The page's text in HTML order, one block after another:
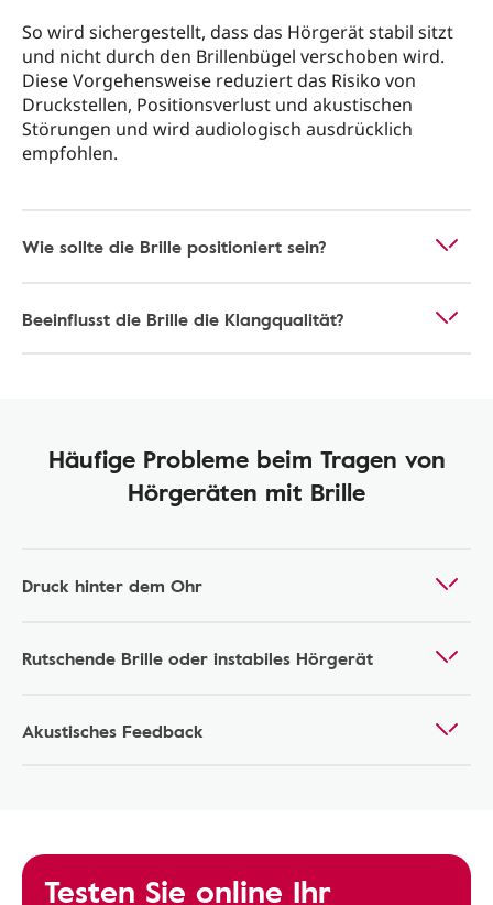
So wird sichergestellt, dass das Hörgerät stabil sitzt
und nicht durch den Brillenbügel verschoben wird.
Diese Vorgehensweise reduziert das Risiko von
Druckstellen, Positionsverlust und akustischen
Störungen und wird audiologisch ausdrücklich
empfohlen.
Wie sollte die Brille positioniert sein?
Beeinflusst die Brille die Klangqualität?
Häufige Probleme beim Tragen von
Hörgeräten mit Brille
Druck hinter dem Ohr
Rutschende Brille oder instabiles Hörgerät
Akustisches Feedback
Testen Sie online Ihr